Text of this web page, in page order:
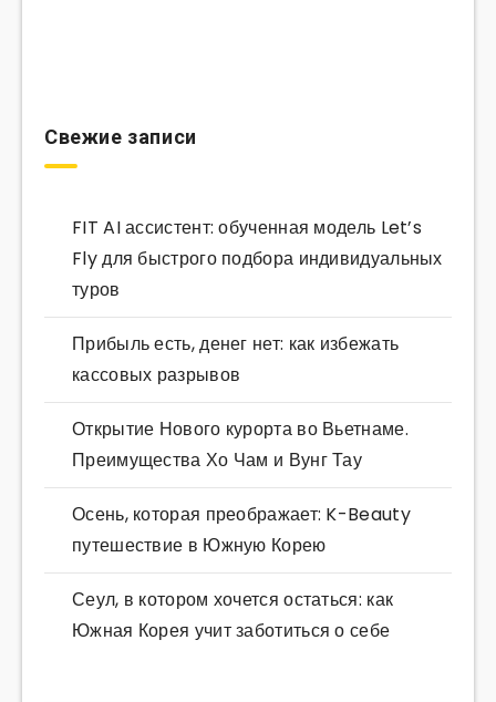
Свежие записи
FIT AI ассистент: обученная модель Let’s
Fly для быстрого подбора индивидуальных
туров
Прибыль есть, денег нет: как избежать
кассовых разрывов
Открытие Нового курорта во Вьетнаме.
Преимущества Хо Чам и Вунг Тау
Осень, которая преображает: K-Beauty
путешествие в Южную Корею
Сеул, в котором хочется остаться: как
Южная Корея учит заботиться о себе